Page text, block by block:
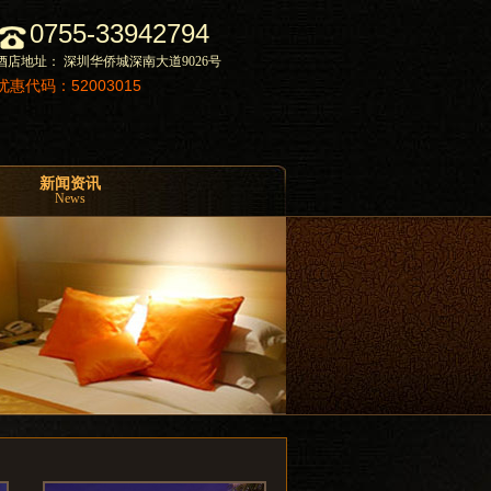
0755-33942794
店地址： 深圳华侨城深南大道9026号
惠代码：52003015
新闻资讯
News